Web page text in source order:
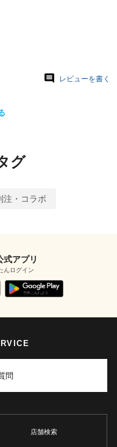
レビューを書く
グ
注・コラボ
式アプリ
んログイン
問
店舗検索